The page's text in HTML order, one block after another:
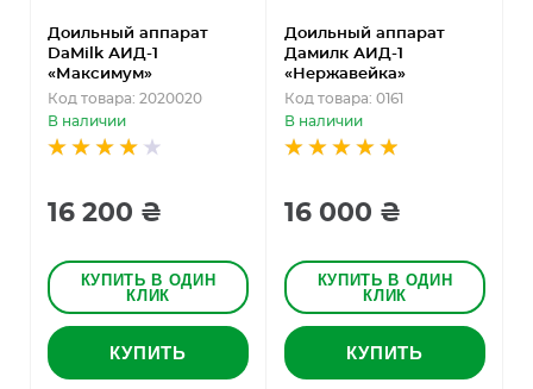
Доильный аппарат
DaMilk АИД-1
«Максимум»
Код товара: 2020020
В наличии
16 200 ₴
КУПИТЬ В ОДИН
КЛИК
КУПИТЬ
Доильный аппарат
Дамилк АИД-1
«Нержавейка»
Код товара: 0161
В наличии
16 000 ₴
КУПИТЬ В ОДИН
КЛИК
КУПИТЬ